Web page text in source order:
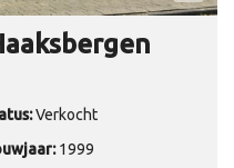
Verkocht
1999